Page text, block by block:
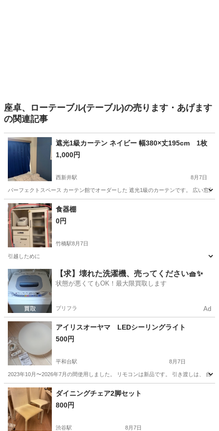
座卓、ローテーブル(テーブル)の売ります・あげます
の関連記事
遮光1級カーテン ネイビー 幅380×丈195cm 1枚
1,000円
西新井駅 8月7日
パーフェクトスペース カーテン館でオーダーした 遮光1級のカーテンです。 広い窓
東京 足立区 西新井駅
食器棚
0円
竹橋駅8月7日
引越しために
東京 千代田区 竹橋駅 収納家具
【求】壊れた洗濯機、売ってください🧺✨
状態が悪くてもOK！最大限買取します
プリフラ Ad
アイリスオーヤマ LEDシーリングライト
500円
平和台駅 8月7日
2023年10月〜2026年7月の間使用しました。 リモコンは新品です。 引き渡しは、 自
東京 練馬区 平和台駅 照明器具 アイリスオーヤマ
ダイニングチェア2脚セット
800円
渋谷駅 8月7日